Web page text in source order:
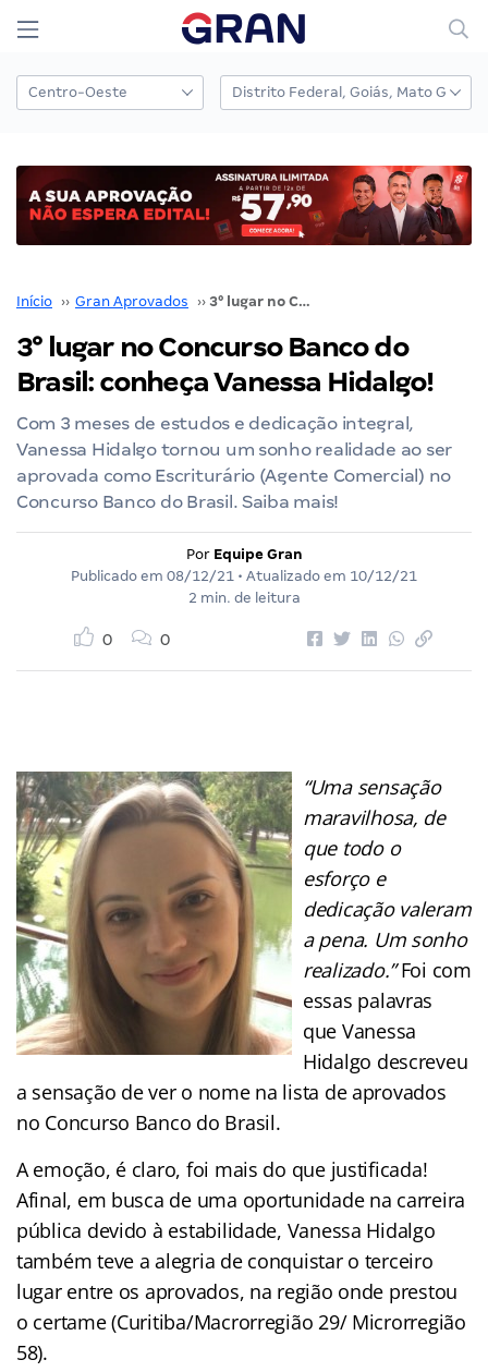
Início ›› Gran Aprovados ›› 3° lugar no Concurso Banco do Brasil: conheça Vanessa Hidalgo!
3° lugar no Concurso Banco do
Brasil: conheça Vanessa Hidalgo!
Com 3 meses de estudos e dedicação integral,
Vanessa Hidalgo tornou um sonho realidade ao ser
aprovada como Escriturário (Agente Comercial) no
Concurso Banco do Brasil. Saiba mais!
Por Equipe Gran
Publicado em 08/12/21 • Atualizado em 10/12/21
2 min. de leitura
0 0
“Uma sensação
maravilhosa, de
que todo o
esforço e
dedicação valeram
a pena. Um sonho
realizado.”Foi com
essas palavras
que Vanessa
Hidalgo descreveu
a sensação de ver o nome na lista de aprovados
no Concurso Banco do Brasil.
A emoção, é claro, foi mais do que justificada!
Afinal, em busca de uma oportunidade na carreira
pública devido à estabilidade, Vanessa Hidalgo
também teve a alegria de conquistar o terceiro
lugar entre os aprovados, na região onde prestou
o certame (Curitiba/Macrorregião 29/ Microrregião
58).